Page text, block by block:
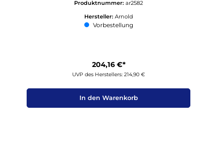
Produktnummer: ar2582
Hersteller: Arnold
Vorbestellung
204,16 €*
UVP des Herstellers: 214,90 €
In den Warenkorb